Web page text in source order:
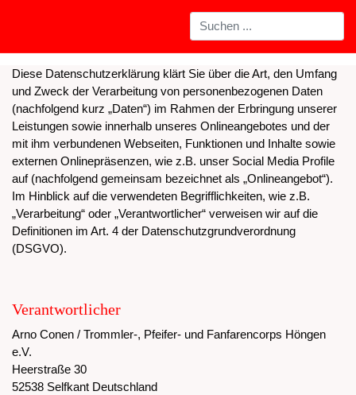
Diese Datenschutzerklärung klärt Sie über die Art, den Umfang
und Zweck der Verarbeitung von personenbezogenen Daten
(nachfolgend kurz „Daten“) im Rahmen der Erbringung unserer
Leistungen sowie innerhalb unseres Onlineangebotes und der
mit ihm verbundenen Webseiten, Funktionen und Inhalte sowie
externen Onlinepräsenzen, wie z.B. unser Social Media Profile
auf (nachfolgend gemeinsam bezeichnet als „Onlineangebot“).
Im Hinblick auf die verwendeten Begrifflichkeiten, wie z.B.
„Verarbeitung“ oder „Verantwortlicher“ verweisen wir auf die
Definitionen im Art. 4 der Datenschutzgrundverordnung
(DSGVO).
Verantwortlicher
Arno Conen / Trommler-, Pfeifer- und Fanfarencorps Höngen
e.V.
Heerstraße 30
52538 Selfkant Deutschland